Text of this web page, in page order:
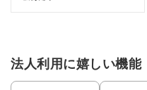
法人利用に嬉しい機能